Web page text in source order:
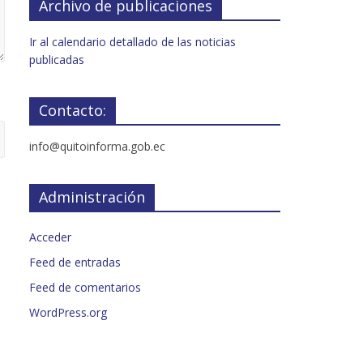
Archivo de publicaciones
Ir al calendario detallado de las noticias
publicadas
Contacto:
info@quitoinforma.gob.ec
Administración
Acceder
Feed de entradas
Feed de comentarios
WordPress.org